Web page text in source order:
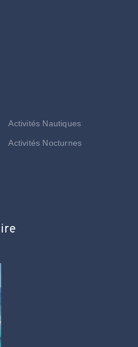
Activités Nautiques
Activités Nocturnes